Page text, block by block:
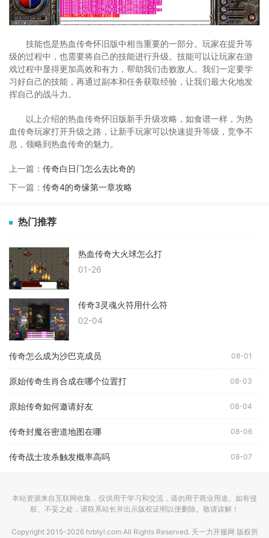
技能也是热血传奇怀旧版中相当重要的一部分。玩家在提升等
级的过程中，也需要将自己的技能进行升级。技能可以让玩家在游
戏过程中显得更加高效和有力，帮助我们击败敌人。我们一定要学
习好自己的技能，再通过副本和任务获取经验，让我们最大化地发
挥自己的战斗力。
以上介绍的热血传奇怀旧版新手升级攻略，如食谱一样，为热
血传奇玩家打开升级之路，让新手玩家可以快速提升等级，竞争不
息，领略到热血传奇的魅力。
上一篇： 传奇白日门怎么去比奇的
下一篇： 传奇4的奇缘第一章攻略
热门推荐
热血传奇大火球怎么打
01-26
传奇3灵魂火符用什么符
02-04
传奇怎么成为沙巴克成员 08-01
原始传奇生肖合成在哪个位置打 08-03
原始传奇如何邀请好友 08-04
传奇封魔谷密道地图在哪 08-06
传奇战士攻杀触发概率高吗 08-07
本站资源来自互联网收集，仅供用于学习和交流，请勿用于商业用途。如有侵
权、不妥之处，请联系站长并出示版权证明以便删除。敬请谅解！
Copyright 2015-2026 hrbtyl.com All Rights Reserved. 天一力开服网 版权所